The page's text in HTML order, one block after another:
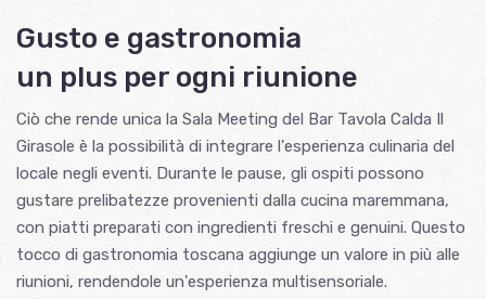
Gusto e gastronomia
un plus per ogni riunione
Ciò che rende unica la Sala Meeting del Bar Tavola Calda Il
Girasole è la possibilità di integrare l'esperienza culinaria del
locale negli eventi. Durante le pause, gli ospiti possono
gustare prelibatezze provenienti dalla cucina maremmana,
con piatti preparati con ingredienti freschi e genuini. Questo
tocco di gastronomia toscana aggiunge un valore in più alle
riunioni, rendendole un'esperienza multisensoriale.